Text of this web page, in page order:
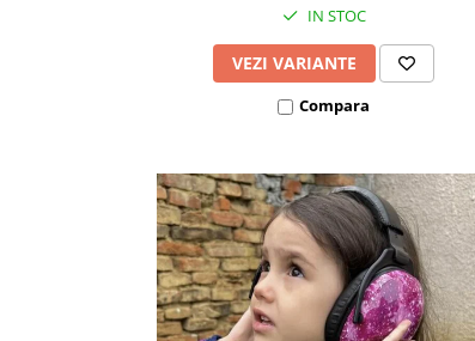
IN STOC
VEZI VARIANTE
Compara